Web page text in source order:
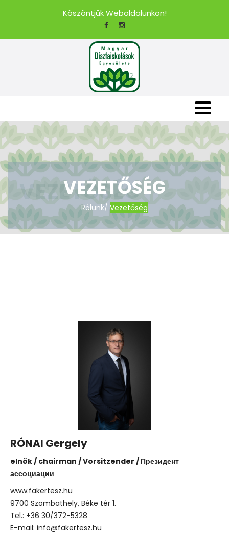
Köszöntjük Weboldalunkon!
VEZETŐSÉG
Rólunk/Vezetőség
RÓNAI Gergely
elnök / chairman / Vorsitzender / Президент
ассоциации
www.fakertesz.hu
9700 Szombathely, Béke tér 1.
Tel.: +36 30/372-5328
E-mail: info@fakertesz.hu